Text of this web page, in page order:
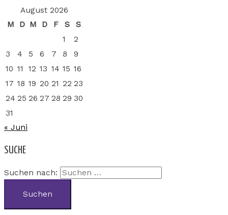
August 2026
M
D M D F S
S
1
2
3
4 5 6 7 8
9
10 11 12 13 14 15 16
17 18 19 20 21 22 23
24 25 26 27 28 29 30
31
« Juni
SUCHE
Suchen nach: